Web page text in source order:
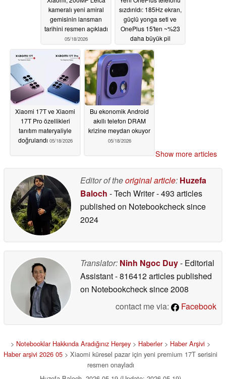
kameralı yeni amiral
gemisinin lansman
tarihini resmen açıkladı
05/18/2026
sızdırıldı: 185Hz ekran,
güçlü yonga seti ve
OnePlus 15'ten ~%23
daha büyük pil
05/18/2026
Xiaomi 17T ve Xiaomi
17T Pro özellikleri
tanıtım materyaliyle
doğrulandı 05/18/2026
Bu ekonomik Android
akıllı telefon DRAM
krizine meydan okuyor
05/18/2026
Show more articles
Editor of theoriginal article: Huzefa
Baloch - Tech Writer- 493 articles
published on Notebookchecksince
2024
Translator: Ninh Ngoc Duy- Editorial
Assistant- 816412 articles published
on Notebookchecksince 2008
contact me via:
Facebook
> Notebooklar Hakkında Aradığınız Herşey > Haberler> Haber Arşivi >
Haber arşivi 2026 05 > Xiaomi küresel pazar için yeni premium 17T serisini
resmen onayladı